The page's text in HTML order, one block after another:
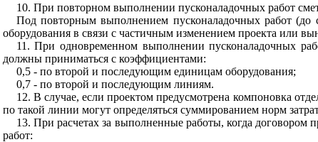
10. При повторном выполнении пусконаладочных работ
Под повторным выполнением пусконаладочных работ (до
оборудования в связи с частичным изменением проекта или
11. При одновременном выполнении пусконаладочных
должны приниматься с коэффициентами:
0,5 - по второй и последующим единицам оборудования;
0,7 - по второй и последующим линиям.
12. В случае, если проектом предусмотрена компоновка
по такой линии могут определяться суммированием норм
13. При расчетах за выполненные работы, когда договором
работ: